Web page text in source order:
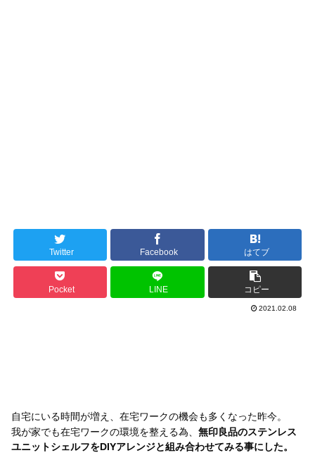
Twitter Facebook はてブ
Pocket LINE コピー
2021.02.08
自宅にいる時間が増え、在宅ワークの機会も多くなった昨今。
我が家でも在宅ワークの環境を整える為、 無印良品のステンレス
ユニットシェルフをDIYアレンジと組み合わせてみる事にした。